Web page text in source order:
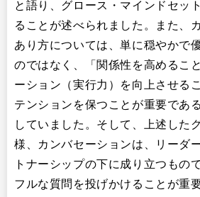
と語り、グロース・マインドセッ
ることが述べられました。また、
あり方については、単に穏やかで
のではなく、「関係性を高めるこ
ーション（実行力）を向上させる
テンションを保つことが重要であ
していました。そして、上述した
様、カンバセーションは、リーダ
トナーシップの下に成り立つもの
フルな質問を投げかけることが重